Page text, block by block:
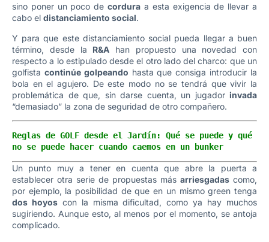
sino poner un poco decordura a esta exigencia de llevar a
cabo el distanciamiento social.
Y para que este distanciamiento social pueda llegar a buen
término, desde la R&A han propuesto una novedad con
respecto a lo estipulado desde el otro lado del charco: que un
golfista continúe golpeando hasta que consiga introducir la
bola en el agujero. De este modo no se tendrá que vivir la
problemática de que, sin darse cuenta, un jugador invada
“demasiado” la zona de seguridad de otro compañero.
Reglas de GOLF desde el Jardín: Qué se puede y qué
no se puede hacer cuando caemos en un bunker
Un punto muy a tener en cuenta que abre la puerta a
establecer otra serie de propuestas más arriesgadas como,
por ejemplo, la posibilidad de que en un mismo green tenga
dos hoyoscon la misma dificultad, como ya hay muchos
sugiriendo. Aunque esto, al menos por el momento, se antoja
complicado.